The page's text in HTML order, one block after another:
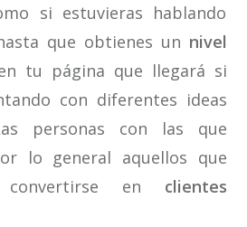
si estuvieras hablando
que obtienes un nivel
tu página que llegará si
con diferentes ideas
personas con las que
lo general aquellos que
en clientes